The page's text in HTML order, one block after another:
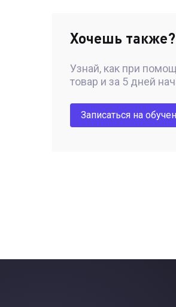
Хочешь также?
Узнай, как при
товар и за 5 дней
Записаться на